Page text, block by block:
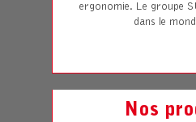
ergonomie. Le groupe
dans le
Nos